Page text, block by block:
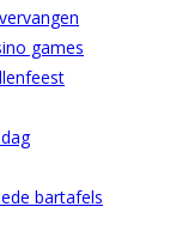
games
bartafels